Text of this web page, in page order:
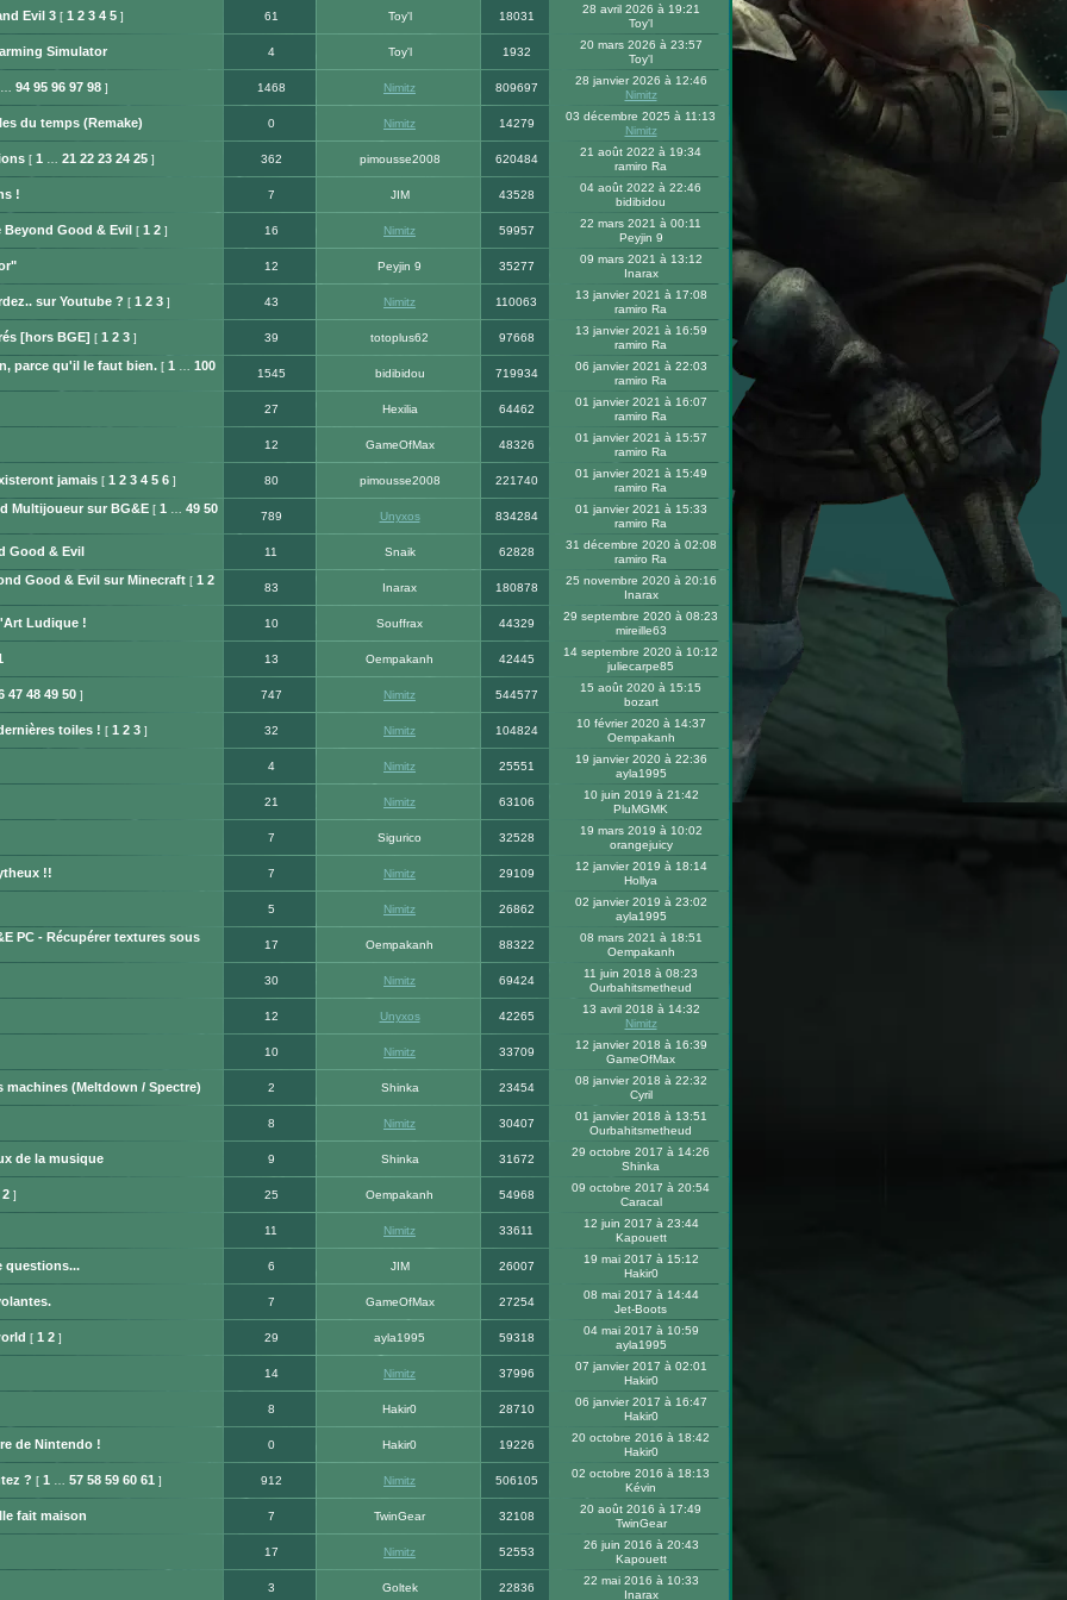
Evil 3[ 1 2 3 4 5] 61 Toy'l 18031
28 avril 2026 à 19:21
Toy'l
Simulator 4 Toy'l 1932
20 mars 2026 à 23:57
Toy'l
94 95 96 97 98] 1468 Nimitz 809697
28 janvier 2026 à 12:46
Nimitz
du temps (Remake) 0 Nimitz 14279
03 décembre 2025 à 11:13
Nimitz
[ 1 21 22 23 24 25] 362 pimousse2008 620484
21 août 2022 à 19:34
ramiro Ra
! 7 JIM 43528
04 août 2022 à 22:46
bidibidou
Good & Evil [ 1 2] 16 Nimitz 59957
22 mars 2021 à 00:11
Peyjin 9
12 Peyjin 9 35277
09 mars 2021 à 13:12
Inarax
sur Youtube ? [ 1 2 3] 43 Nimitz 110063
13 janvier 2021 à 17:08
ramiro Ra
[hors BGE] [ 1 2 3] 39 totoplus62 97668
13 janvier 2021 à 16:59
ramiro Ra
parce qu'il le faut bien.[ 1
100
1545 bidibidou 719934
06 janvier 2021 à 22:03
ramiro Ra
27 Hexilia 64462
01 janvier 2021 à 16:07
ramiro Ra
12 GameOfMax 48326
01 janvier 2021 à 15:57
ramiro Ra
jamais[ 1 2 3 4 5 6] 80 pimousse2008 221740
01 janvier 2021 à 15:49
ramiro Ra
Multijoueur sur BG&E[ 1 49 50
789 Unyxos 834284
01 janvier 2021 à 15:33
ramiro Ra
Good & Evil 11 Snaik 62828
31 décembre 2020 à 02:08
ramiro Ra
Good & Evil sur Minecraft[ 1 2
83 Inarax 180878
25 novembre 2020 à 20:16
Inarax
Ludique ! 10 Souffrax 44329
29 septembre 2020 à 08:23
mireille63
13 Oempakanh 42445
14 septembre 2020 à 10:12
juliecarpe85
47 48 49 50] 747 Nimitz 544577
15 août 2020 à 15:15
bozart
toiles ! [ 1 2 3] 32 Nimitz 104824
10 février 2020 à 14:37
Oempakanh
4 Nimitz 25551
19 janvier 2020 à 22:36
ayla1995
21 Nimitz 63106
10 juin 2019 à 21:42
PluMGMK
7 Sigurico 32528
19 mars 2019 à 10:02
orangejuicy
!! 7 Nimitz 29109
12 janvier 2019 à 18:14
Hollya
5 Nimitz 26862
02 janvier 2019 à 23:02
ayla1995
PC - Récupérer textures sous
17 Oempakanh 88322
08 mars 2021 à 18:51
Oempakanh
30 Nimitz 69424
11 juin 2018 à 08:23
Ourbahitsmetheud
12 Unyxos 42265
13 avril 2018 à 14:32
Nimitz
10 Nimitz 33709
12 janvier 2018 à 16:39
GameOfMax
(Meltdown / Spectre) 2 Shinka 23454
08 janvier 2018 à 22:32
Cyril
8 Nimitz 30407
01 janvier 2018 à 13:51
Ourbahitsmetheud
de la musique 9 Shinka 31672
29 octobre 2017 à 14:26
Shinka
2] 25 Oempakanh 54968
09 octobre 2017 à 20:54
Caracal
11 Nimitz 33611
12 juin 2017 à 23:44
Kapouett
questions... 6 JIM 26007
19 mai 2017 à 15:12
Hakir0
7 GameOfMax 27254
08 mai 2017 à 14:44
Jet-Boots
[ 1 2] 29 ayla1995 59318
04 mai 2017 à 10:59
ayla1995
14 Nimitz 37996
07 janvier 2017 à 02:01
Hakir0
8 Hakir0 28710
06 janvier 2017 à 16:47
Hakir0
de Nintendo ! 0 Hakir0 19226
20 octobre 2016 à 18:42
Hakir0
? [ 1 57 58 59 60 61 ] 912 Nimitz 506105
02 octobre 2016 à 18:13
Kévin
fait maison 7 TwinGear 32108
20 août 2016 à 17:49
TwinGear
17 Nimitz 52553
26 juin 2016 à 20:43
Kapouett
3 Goltek 22836
22 mai 2016 à 10:33
Inarax